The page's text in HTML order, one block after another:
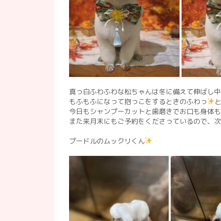
真っ白ふわふわな松ちゃんは冬に備えて伸ばし
もふもふになって抱っこをするときのふわっ
今日もシャンプーカットと歯磨きでお口も身体
また来月末にもご予約をくださっているので、
プードルのムックリくん